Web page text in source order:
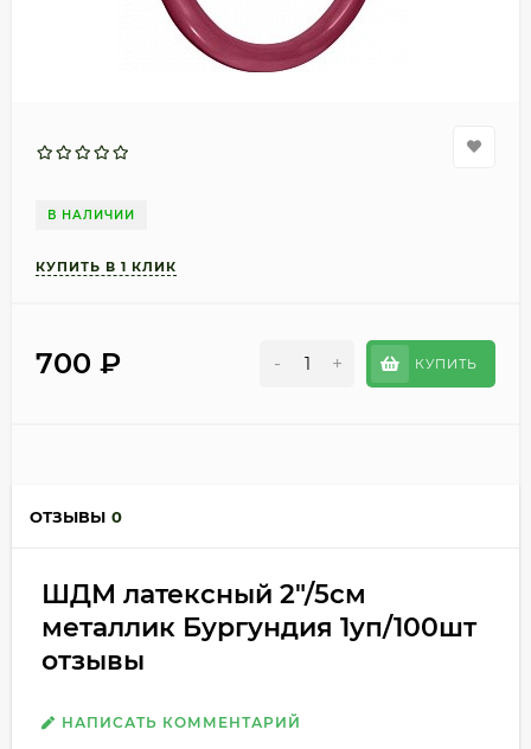
В НАЛИЧИИ
700 ₽ - + КУПИТЬ
ОТЗЫВЫ 0
ШДМ латексный 2"/5см
металлик Бургундия 1уп/100шт
отзывы
НАПИСАТЬ КОММЕНТАРИЙ